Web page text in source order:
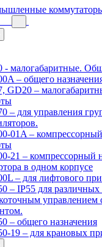
- малогабаритные.
– общего
GD20 –
– для управления
01A – компрессорный
21 – компрессорный
в одном корпусе
– для лифтового
– IP55 для
управлением
– общего назначения
19 – для крановых